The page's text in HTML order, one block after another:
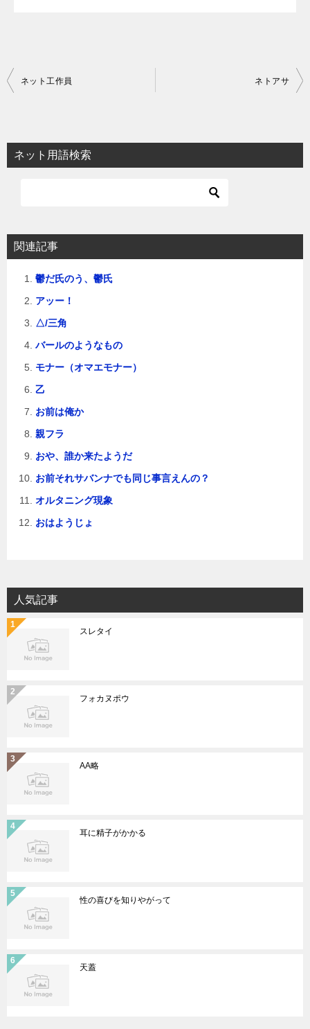
投
ビ
ゲ
ョ
ン
ネット工作員 ネトアサ
ネット用語検索
関連記事
鬱だ氏のう、鬱氏
アッー！
△/三角
バールのようなもの
モナー（オマエモナー）
乙
お前は俺か
親フラ
おや、誰か来たようだ
お前それサバンナでも同じ事言えんの？
オルタニング現象
おはようじょ
人気記事
スレタイ
フォカヌポウ
AA略
耳に精子がかかる
性の喜びを知りやがって
天蓋